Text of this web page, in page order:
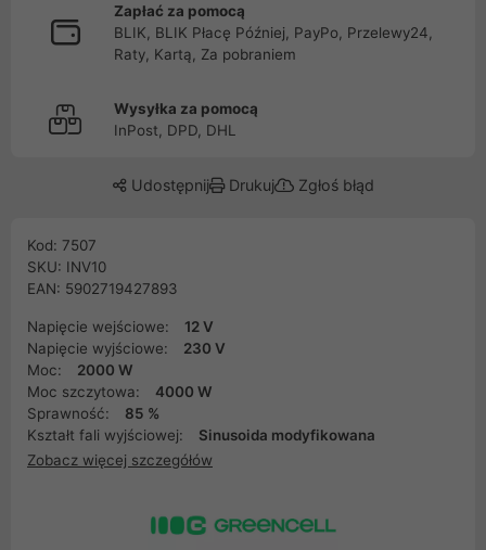
Zapłać za pomocą
BLIK, BLIK Płacę Później, PayPo, Przelewy24,
Raty, Kartą, Za pobraniem
Wysyłka za pomocą
InPost, DPD, DHL
Udostępnij Drukuj Zgłoś błąd
Kod: 7507
SKU: INV10
EAN: 5902719427893
Napięcie wejściowe:
12 V
Napięcie wyjściowe:
230 V
Moc:
2000 W
Moc szczytowa:
4000 W
Sprawność:
85 %
Kształt fali wyjściowej:
Sinusoida modyfikowana
Zobacz więcej szczegółów